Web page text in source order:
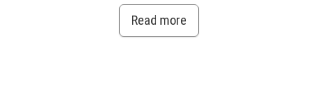
Read more